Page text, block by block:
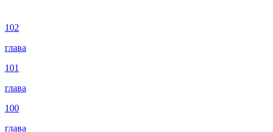
102
глава
101
глава
100
глава